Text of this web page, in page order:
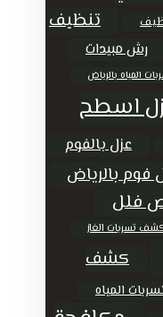
تنظيف
رش مبيدات
المياه بالرياض
اسطح
عزل بالفوم
فوم بالرياض
فلل
تسربات الغاز
كشف
المياه